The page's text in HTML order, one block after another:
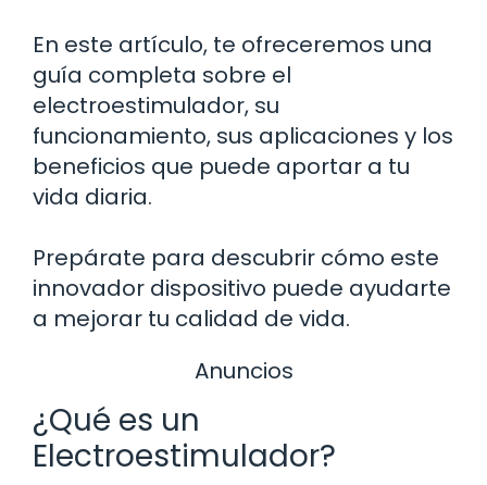
En este artículo, te ofreceremos una
guía completa sobre el
electroestimulador, su
funcionamiento, sus aplicaciones y los
beneficios que puede aportar a tu
vida diaria.
Prepárate para descubrir cómo este
innovador dispositivo puede ayudarte
a mejorar tu calidad de vida.
Anuncios
¿Qué es un
Electroestimulador?